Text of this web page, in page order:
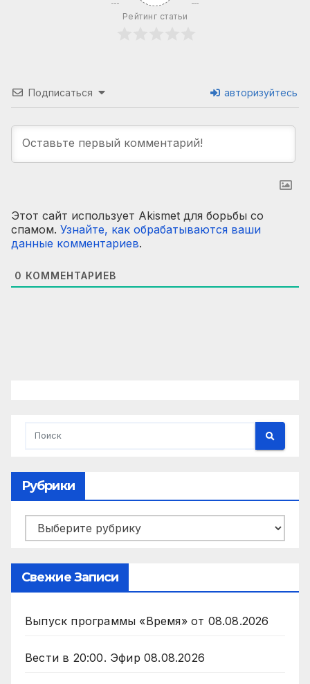
Рейтинг статьи
Подписаться авторизуйтесь
Этот сайт использует Akismet для борьбы со
спамом. Узнайте, как обрабатываются ваши
данные комментариев.
0 КОММЕНТАРИЕВ
Рубрики
Рубрики
Свежие Записи
Выпуск программы «Время» от 08.08.2026
Вести в 20:00. Эфир 08.08.2026